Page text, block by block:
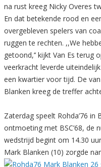
na rust kreeg Nicky Overes
En dat betekende rood en
overgebleven spelers van
ruggen te rechten. ,,We
getoond,’’ kijkt Van Es
veerkracht leverde
een kwartier voor tijd. De
Blanken kreeg de treffer
Zaterdag speelt Rohda’76 in
ontmoeting met BSC’68, de
wedstrijd begint om 14.30
Mark Blanken (10) zorgde